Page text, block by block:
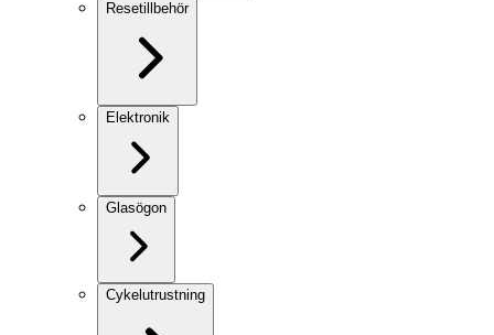
Resetillbehör
Elektronik
Glasögon
Cykelutrustning